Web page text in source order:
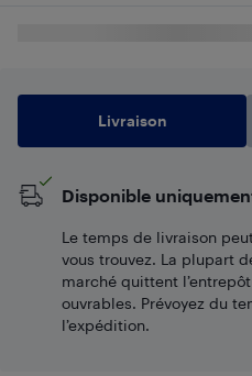
Livraison
Disponible
Le temps de livraison
vous trouvez. La plupart
marché quittent
ouvrables. Prévoyez du
l’expédition.